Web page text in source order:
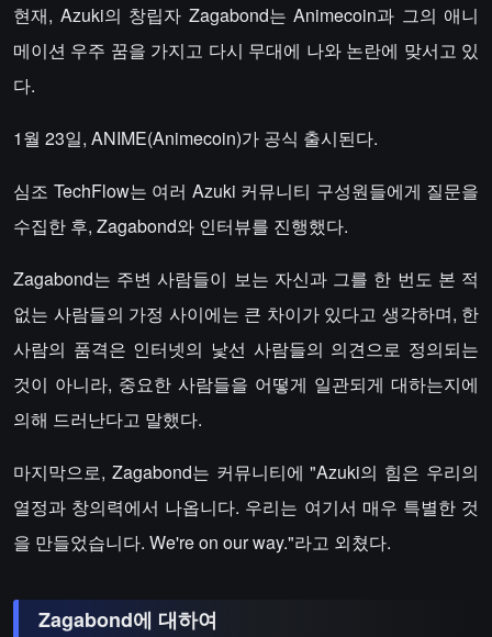
현재, Azuki의 창립자 Zagabond는 Animecoin과 그의 애니
메이션 우주 꿈을 가지고 다시 무대에 나와 논란에 맞서고 있
다.
1월 23일, ANIME(Animecoin)가 공식 출시된다.
심조 TechFlow는 여러 Azuki 커뮤니티 구성원들에게 질문을
수집한 후, Zagabond와 인터뷰를 진행했다.
Zagabond는 주변 사람들이 보는 자신과 그를 한 번도 본 적
없는 사람들의 가정 사이에는 큰 차이가 있다고 생각하며, 한
사람의 품격은 인터넷의 낯선 사람들의 의견으로 정의되는
것이 아니라, 중요한 사람들을 어떻게 일관되게 대하는지에
의해 드러난다고 말했다.
마지막으로, Zagabond는 커뮤니티에 "Azuki의 힘은 우리의
열정과 창의력에서 나옵니다. 우리는 여기서 매우 특별한 것
을 만들었습니다. We're on our way."라고 외쳤다.
Zagabond에 대하여